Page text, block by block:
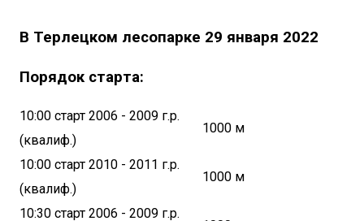
В Терлецком лесопарке 29 января 2022
Порядок старта:
10:00 старт 2006 - 2009 г.р.
(квалиф.)
1000 м
10:00 старт 2010 - 2011 г.р.
(квалиф.)
1000 м
10:30 старт 2006 - 2009 г.р.